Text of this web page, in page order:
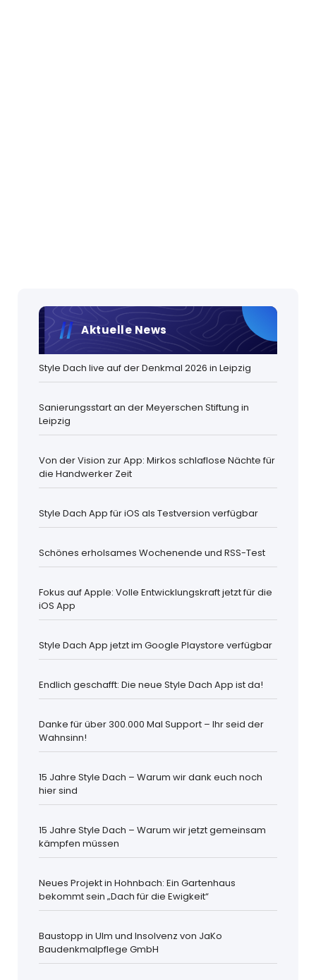
Aktuelle News
Style Dach live auf der Denkmal 2026 in Leipzig
Sanierungsstart an der Meyerschen Stiftung in
Leipzig
Von der Vision zur App: Mirkos schlaflose Nächte für
die Handwerker Zeit
Style Dach App für iOS als Testversion verfügbar
Schönes erholsames Wochenende und RSS-Test
Fokus auf Apple: Volle Entwicklungskraft jetzt für die
iOS App
Style Dach App jetzt im Google Playstore verfügbar
Endlich geschafft: Die neue Style Dach App ist da!
Danke für über 300.000 Mal Support – Ihr seid der
Wahnsinn!
15 Jahre Style Dach – Warum wir dank euch noch
hier sind
15 Jahre Style Dach – Warum wir jetzt gemeinsam
kämpfen müssen
Neues Projekt in Hohnbach: Ein Gartenhaus
bekommt sein „Dach für die Ewigkeit“
Baustopp in Ulm und Insolvenz von JaKo
Baudenkmalpflege GmbH